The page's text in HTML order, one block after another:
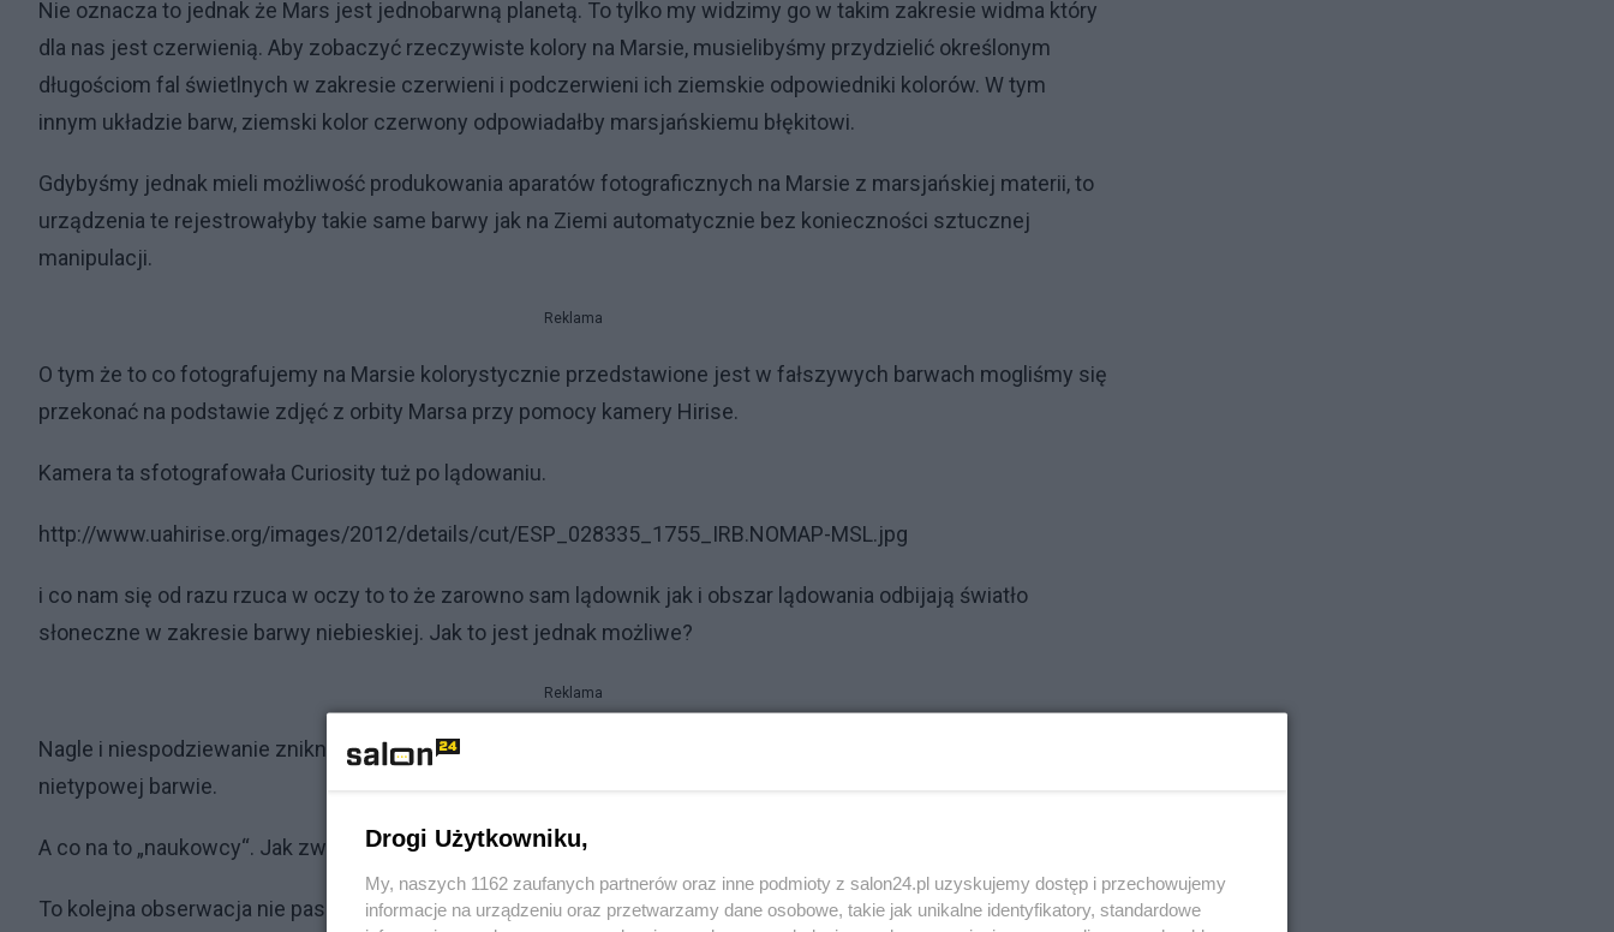
Nie oznacza to jednak że Mars jest jednobarwną planetą. To tylko my widzimy go w takim zakresie widma który
dla nas jest czerwienią. Aby zobaczyć rzeczywiste kolory na Marsie, musielibyśmy przydzielić określonym
długościom fal świetlnych w zakresie czerwieni i podczerwieni ich ziemskie odpowiedniki kolorów. W tym
innym układzie barw, ziemski kolor czerwony odpowiadałby marsjańskiemu błękitowi.
Gdybyśmy jednak mieli możliwość produkowania aparatów fotograficznych na Marsie z marsjańskiej materii, to
urządzenia te rejestrowałyby takie same barwy jak na Ziemi automatycznie bez konieczności sztucznej
manipulacji.
Reklama
O tym że to co fotografujemy na Marsie kolorystycznie przedstawione jest w fałszywych barwach mogliśmy się
przekonać na podstawie zdjęć z orbity Marsa przy pomocy kamery Hirise.
Kamera ta sfotografowała Curiosity tuż po lądowaniu.
http://www.uahirise.org/images/2012/details/cut/ESP_028335_1755_IRB.NOMAP-MSL.jpg
i co nam się od razu rzuca w oczy to to że zarowno sam lądownik jak i obszar lądowania odbijają światło
słoneczne w zakresie barwy niebieskiej. Jak to jest jednak możliwe?
Reklama
Nagle i niespodziewanie zniknęła czerwona barwa powierzchni Marsa a i sam lądownik prezentuje się nam w
nietypowej barwie.
A co na to „naukowcy“. Jak zwykle milczą.
To kolejna obserwacja nie pasująca do ich halucynacji.
Drogi Użytkowniku,
My, naszych 1162 zaufanych partnerów oraz inne podmioty z salon24.pl uzyskujemy dostęp i przechowujemy
informacje na urządzeniu oraz przetwarzamy dane osobowe, takie jak unikalne identyfikatory, standardowe